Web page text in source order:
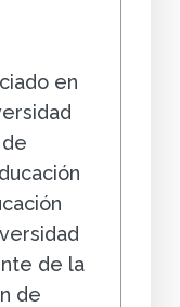
en
de la
de